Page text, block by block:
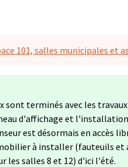
101, salles municipales et
sont terminés avec les
d'affichage et
est désormais en accès
à installer (fauteuils et
les salles 8 et 12) d'ici l'été.